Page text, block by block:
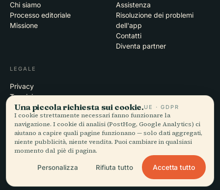
Chi siamo
Processo editoriale
Missione
Assistenza
Risoluzione dei problemi
dell'app
Contatti
Diventa partner
LEGALE
Privacy
Termini
Impostazioni cookie
Elimina account
© 2026 Audiala · Realizzata a Morges, Svizzera, in viaggio e tra le
EN · FR · DE · ES · IT · PT · JA · ZH · HI · RU · CS · AR
Una piccola richiesta sui cookie.UE · GDPR
I cookie strettamente necessari fanno funzionare la
navigazione. I cookie di analisi (PostHog, Google Analytics) ci
aiutano a capire quali pagine funzionano — solo dati aggregati,
niente pubblicità, niente vendita. Puoi cambiare in qualsiasi
momento dal piè di pagina.
Personalizza Rifiuta tutto Accetta tutto